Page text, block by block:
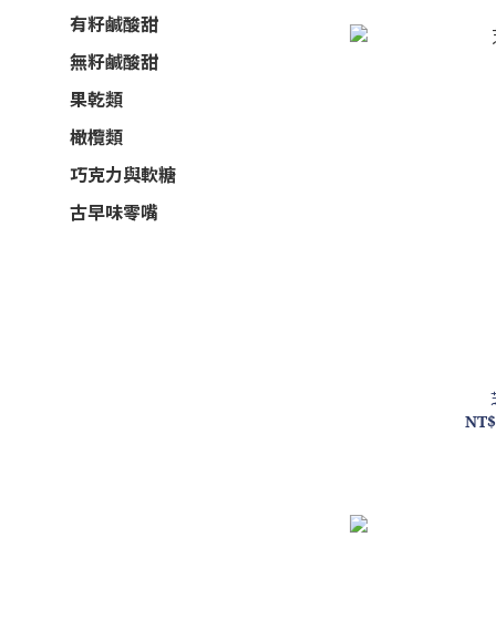
有籽鹹酸甜
無籽鹹酸甜
果乾類
橄欖類
巧克力與軟糖
古早味零嘴